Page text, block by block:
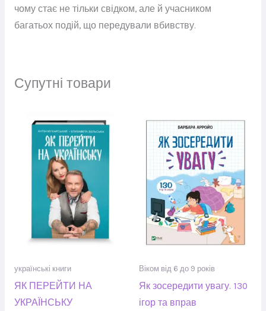
чому стає не тільки свідком, але й учасником
багатьох подій, що передували вбивству.
Супутні товари
українські книги
ЯК ПЕРЕЙТИ НА
УКРАЇНСЬКУ
Віком від 6 до 9 років
Як зосередити увагу. 130
ігор та вправ